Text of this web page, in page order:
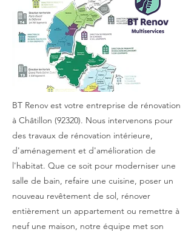
BT Renov est votre entreprise de rénovation
à Châtillon (92320). Nous intervenons pour
des travaux de rénovation intérieure,
d'aménagement et d'amélioration de
l'habitat. Que ce soit pour moderniser une
salle de bain, refaire une cuisine, poser un
nouveau revêtement de sol, rénover
entièrement un appartement ou remettre à
neuf une maison, notre équipe met son